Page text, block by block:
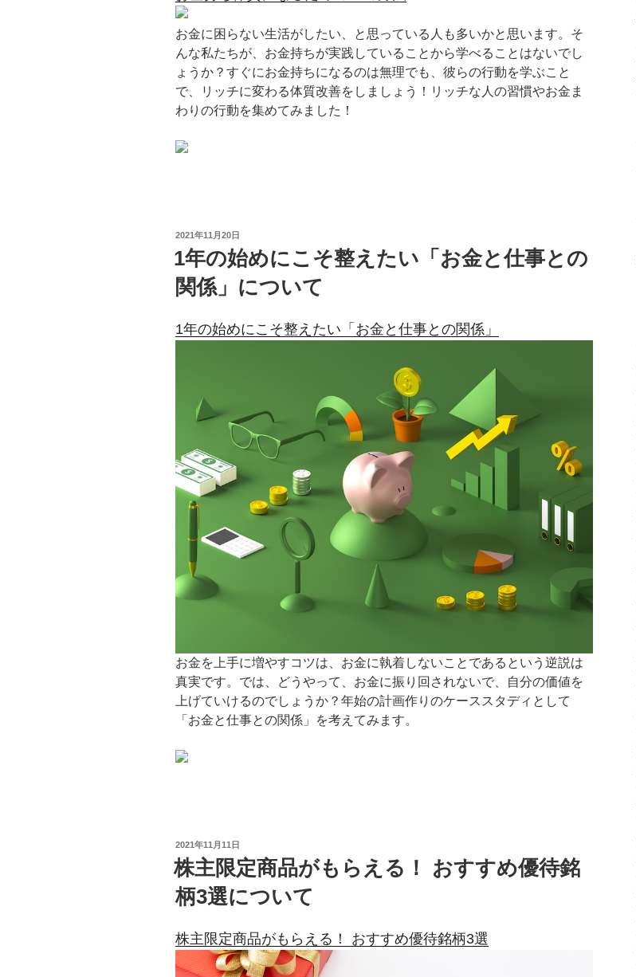
お金に困らない生活がしたい、と思っている人も多いかと思います。そ
んな私たちが、お金持ちが実践していることから学べることはないでし
ょうか？すぐにお金持ちになるのは無理でも、彼らの行動を学ぶこと
で、リッチに変わる体質改善をしましょう！リッチな人の習慣やお金ま
わりの行動を集めてみました！
投
日:
2021年11月20日
1年の始めにこそ整えたい「お金と仕事との
関係」について
1年の始めにこそ整えたい「お金と仕事との関係」
お金を上手に増やすコツは、お金に執着しないことであるという逆説は
真実です。では、どうやって、お金に振り回されないで、自分の価値を
上げていけるのでしょうか？年始の計画作りのケーススタディとして
「お金と仕事との関係」を考えてみます。
投
稿
日:
2021年11月11日
株主限定商品がもらえる！ おすすめ優待銘
柄3選について
株主限定商品がもらえる！ おすすめ優待銘柄3選